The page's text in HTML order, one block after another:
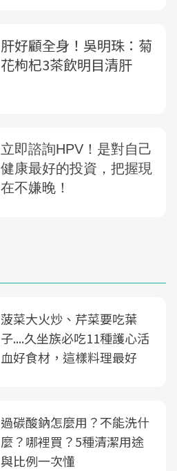
肝好顧全身！吳明珠：菊
花枸杞3茶飲明目清肝
菠菜大火炒、芹菜要吃葉
子....久坐族必吃11種護心活
血好食材，這樣料理最好
過碳酸鈉怎麼用？不能洗什
麼？哪裡買？5種清潔用途
與比例一次懂